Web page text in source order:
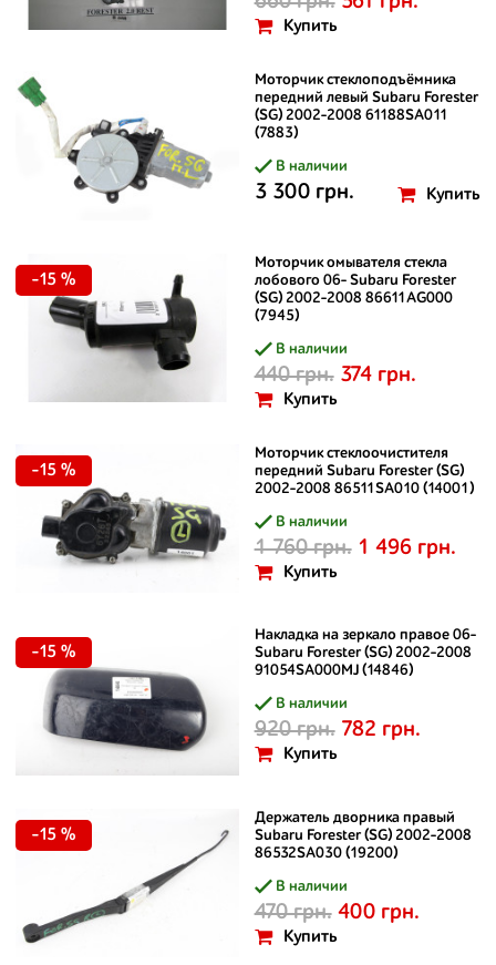
Купить
Моторчик стеклоподъёмника
передний левый Subaru Forester
(SG) 2002-2008 61188SA011
(7883)
В наличии
3 300 грн. Купить
Моторчик омывателя стекла
лобового 06- Subaru Forester
(SG) 2002-2008 86611AG000
(7945)
В наличии
440 грн. 374 грн.
Купить
-15 %
Моторчик стеклоочистителя
передний Subaru Forester (SG)
2002-2008 86511SA010 (14001)
В наличии
1 760 грн. 1 496 грн.
Купить
-15 %
Накладка на зеркало правое 06-
Subaru Forester (SG) 2002-2008
91054SA000MJ (14846)
В наличии
920 грн. 782 грн.
Купить
-15 %
Держатель дворника правый
Subaru Forester (SG) 2002-2008
86532SA030 (19200)
В наличии
470 грн. 400 грн.
Купить
-15 %